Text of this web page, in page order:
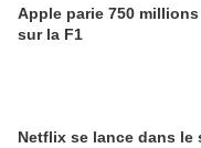
Apple parie 750
sur la F1
Netflix se lance dans le